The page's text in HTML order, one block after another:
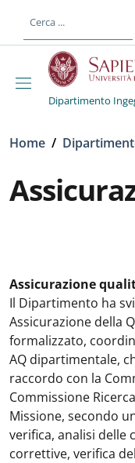
al contenuto
Dipartimento
Briciole di pane
Home /
Assicurazione
Il Dipartimento ha
Assicurazione della
formalizzato,
AQ dipartimentale,
raccordo con la
Commissione
Missione, secondo
verifica, analisi delle
correttive, verifica